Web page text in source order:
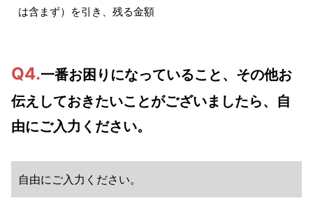
は含まず）を引き、残る金額
Q4.一番お困りになっていること、その他お
伝えしておきたいことがございましたら、自
由にご入力ください。
自由にご入力ください。